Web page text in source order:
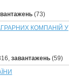
(73)
КОМПАНІЙ У
завантажень(59)